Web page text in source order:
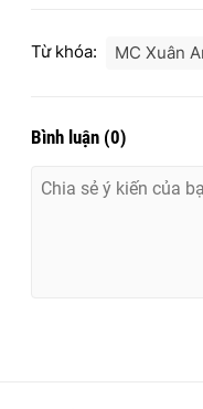
Từ khóa: MC Xuân
Bình luận (0)